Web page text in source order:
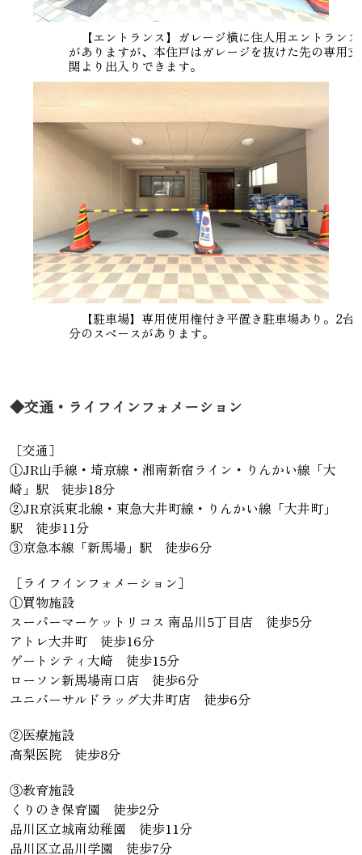
【エントランス】ガレージ横に住人用エントランス
がありますが、本住戸はガレージを抜けた先の専用玄
関より出入りできます。
【駐車場】専用使用権付き平置き駐車場あり。2台
分のスペースがあります。
◆交通・ライフインフォメーション
［交通］
①JR山手線・埼京線・湘南新宿ライン・りんかい線「大
崎」駅 徒歩18分
②JR京浜東北線・東急大井町線・りんかい線「大井町」
駅 徒歩11分
③京急本線「新馬場」駅 徒歩6分
［ライフインフォメーション］
①買物施設
スーパーマーケットリコス 南品川5丁目店 徒歩5分
アトレ大井町 徒歩16分
ゲートシティ大崎 徒歩15分
ローソン新馬場南口店 徒歩6分
ユニバーサルドラッグ大井町店 徒歩6分
②医療施設
高梨医院 徒歩8分
③教育施設
くりのき保育園 徒歩2分
品川区立城南幼稚園 徒歩11分
品川区立品川学園 徒歩7分